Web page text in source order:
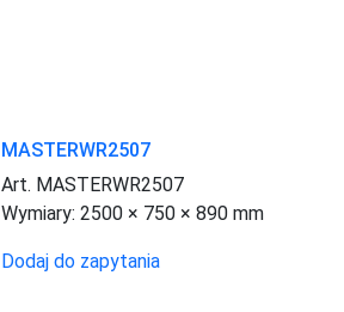
MASTERWR2507
Art. MASTERWR2507
Wymiary: 2500 × 750 × 890 mm
Dodaj do zapytania